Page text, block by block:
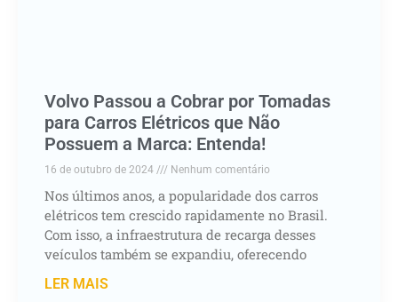
Volvo Passou a Cobrar por Tomadas
para Carros Elétricos que Não
Possuem a Marca: Entenda!
16 de outubro de 2024 Nenhum comentário
Nos últimos anos, a popularidade dos carros
elétricos tem crescido rapidamente no Brasil.
Com isso, a infraestrutura de recarga desses
veículos também se expandiu, oferecendo
LER MAIS